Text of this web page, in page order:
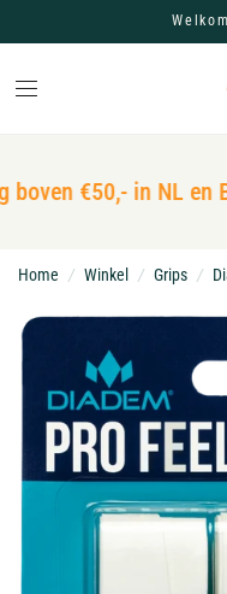
€50,- in NL en
Home / Winkel / Grips /